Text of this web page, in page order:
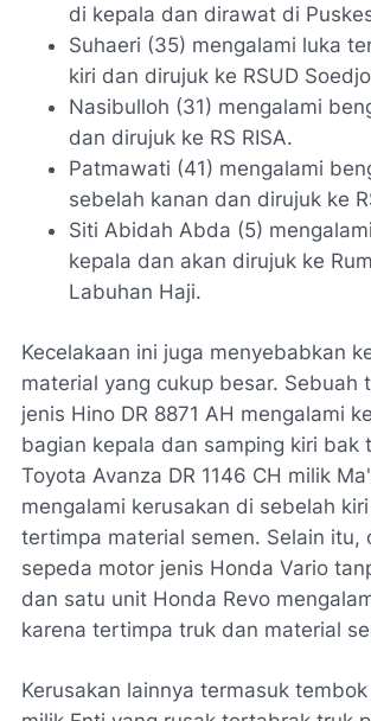
di kepala dan dirawat di
Suhaeri (35) mengalami luka
kiri dan dirujuk ke RSUD
Nasibulloh (31) mengalami
dan dirujuk ke RS RISA.
Patmawati (41) mengalami
sebelah kanan dan dirujuk ke
Siti Abidah Abda (5)
kepala dan akan dirujuk ke
Labuhan Haji.
Kecelakaan ini juga menyebabkan
material yang cukup besar. Sebuah
jenis Hino DR 8871 AH mengalami
bagian kepala dan samping kiri bak
Toyota Avanza DR 1146 CH milik
mengalami kerusakan di sebelah
tertimpa material semen. Selain itu,
sepeda motor jenis Honda Vario
dan satu unit Honda Revo
karena tertimpa truk dan material
Kerusakan lainnya termasuk